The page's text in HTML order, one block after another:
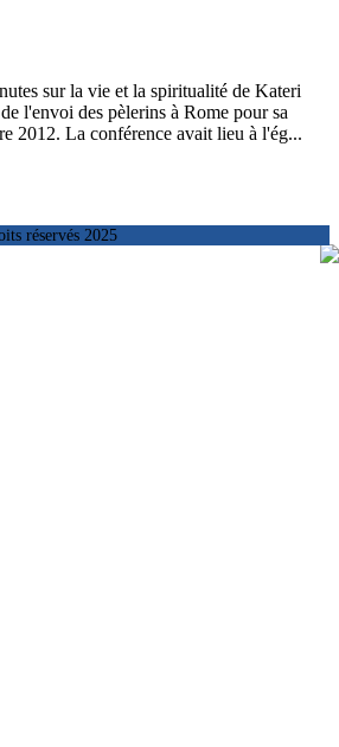
sur la vie et la spiritualité de Kateri
l'envoi des pèlerins à Rome pour sa
2012. La conférence avait lieu à l'ég...
réservés 2025